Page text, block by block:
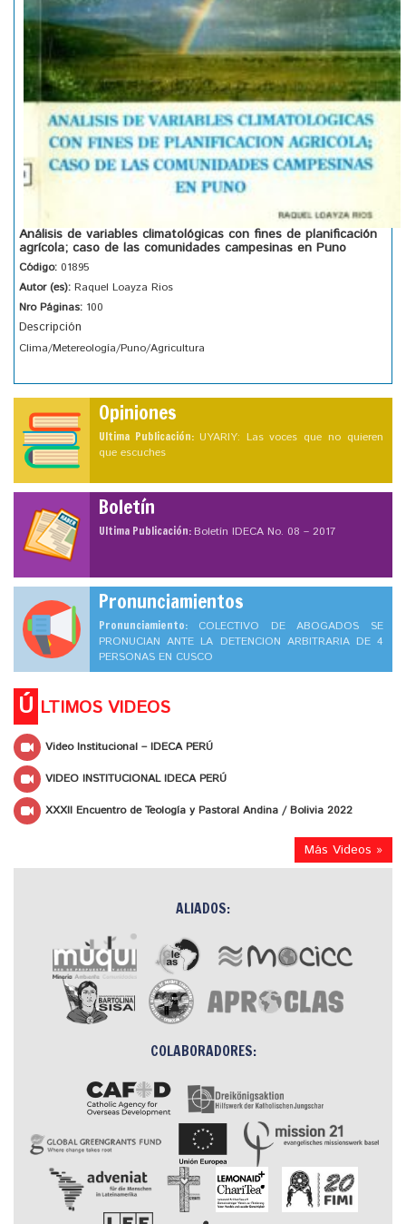
Análisis de variables climatológicas con fines de planificación
agrícola; caso de las comunidades campesinas en Puno
Código: 01895
Autor (es): Raquel Loayza Rios
Nro Páginas: 100
Descripción
Clima/Metereología/Puno/Agricultura
Opiniones
Ultima Publicación: UYARIY: Las voces que no quieren
que escuches
Boletín
Ultima Publicación:Boletín IDECA No. 08 – 2017
Pronunciamientos
Pronunciamiento: COLECTIVO DE ABOGADOS SE
PRONUCIAN ANTE LA DETENCION ARBITRARIA DE 4
PERSONAS EN CUSCO
Ú LTIMOS VIDEOS
Video Institucional – IDECA PERÚ
VIDEO INSTITUCIONAL IDECA PERÚ
XXXII Encuentro de Teología y Pastoral Andina / Bolivia 2022
Más Videos »
ALIADOS:
COLABORADORES: